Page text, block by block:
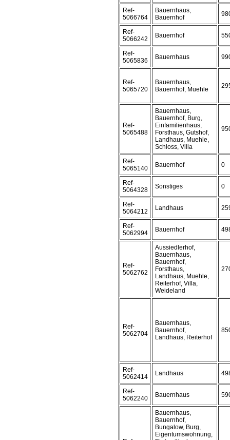
Ref-
5066764
Bauernhaus,
Bauernhof
Ref-
5066242
Bauernhof
Ref-
5065836
Bauernhaus
Ref-
5065720
Bauernhaus,
Bauernhof, Muehle
Ref-
5065488
Bauernhaus,
Bauernhof, Burg,
Einfamilienhaus,
Forsthaus, Gutshof,
Landhaus, Muehle,
Schloss, Villa
Ref-
5065140
Bauernhof 0
Ref-
5064328
Sonstiges 0
Ref-
5064212
Landhaus
Ref-
5062994
Bauernhof
Ref-
5062762
Aussiedlerhof,
Bauernhaus,
Bauernhof,
Forsthaus,
Landhaus, Muehle,
Reiterhof, Villa,
Weideland
Ref-
5062704
Bauernhaus,
Bauernhof,
Landhaus, Reiterhof
Ref-
5062414
Landhaus
Ref-
5062240
Bauernhaus
Bauernhaus,
Bauernhof,
Bungalow, Burg,
Eigentumswohnung,